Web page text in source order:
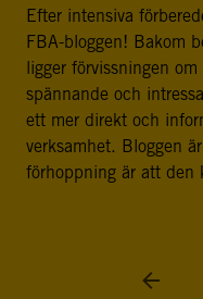
Efter intensiva
FBA-bloggen! Bakom
ligger förvissningen
spännande och
ett mer direkt och
verksamhet. Bloggen
förhoppning är att den